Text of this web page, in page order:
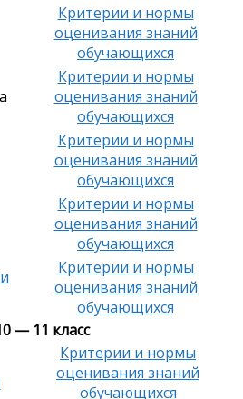
Критерии и нормы
оценивания знаний
обучающихся
Критерии и нормы
оценивания знаний
обучающихся
Критерии и нормы
оценивания знаний
обучающихся
Критерии и нормы
оценивания знаний
обучающихся
Критерии и нормы
оценивания знаний
обучающихся
— 11 класс
Критерии и нормы
оценивания знаний
обучающихся